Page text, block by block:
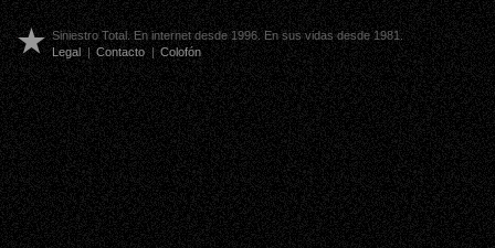
Siniestro Total. En internet desde 1996. En sus vidas desde 1981.
Legal | Contacto | Colofón